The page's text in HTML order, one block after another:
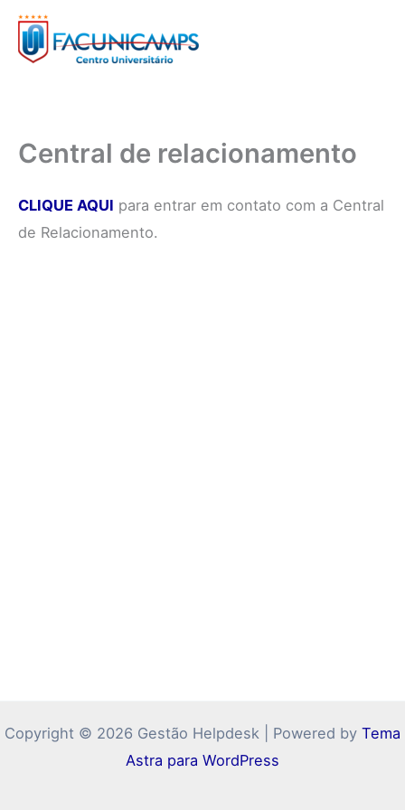
para
Central de relacionamento
CLIQUE AQUI para entrar em contato com a Central
de Relacionamento.
Copyright © 2026 Gestão Helpdesk | Powered by Tema
Astra para WordPress